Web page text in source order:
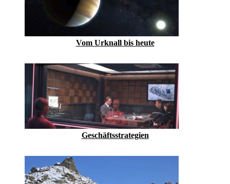
Vom Urknall bis heute
Geschäftsstrategien